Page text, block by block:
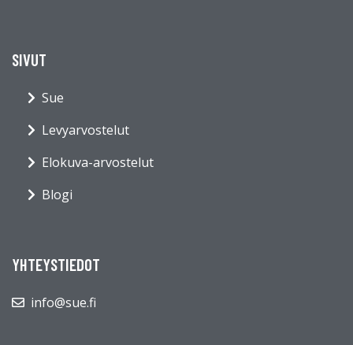
SIVUT
Sue
Levyarvostelut
Elokuva-arvostelut
Blogi
YHTEYSTIEDOT
info@sue.fi